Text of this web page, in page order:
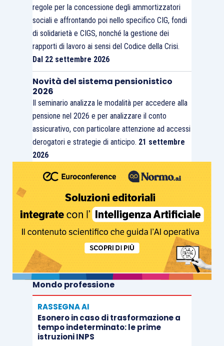
regole per la concessione degli ammortizzatori
sociali e affrontando poi nello specifico CIG, fondi
di solidarietà e CIGS, nonché la gestione dei
rapporti di lavoro ai sensi del Codice della Crisi.
Dal 22 settembre 2026
Novità del sistema pensionistico
2026
Il seminario analizza le modalità per accedere alla
pensione nel 2026 e per analizzare il conto
assicurativo, con particolare attenzione ad accessi
derogatori e strategie di anticipo. 21 settembre
2026
Mondo professione
RASSEGNA AI
Esonero in caso di trasformazione a
tempo indeterminato: le prime
istruzioni INPS